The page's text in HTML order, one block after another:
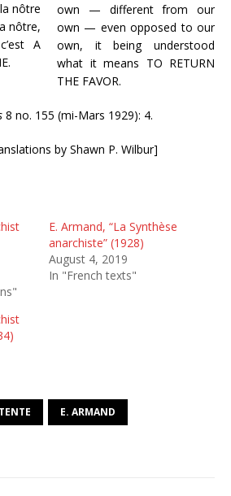
nôtre
nôtre,
A
own — different from our
own — even opposed to our
own, it being understood
what it means TO RETURN
THE FAVOR.
8 no. 155 (mi-Mars 1929): 4.
by Shawn P. Wilbur]
E. Armand, “La Synthèse
anarchiste” (1928)
August 4, 2019
In "French texts"
E. ARMAND